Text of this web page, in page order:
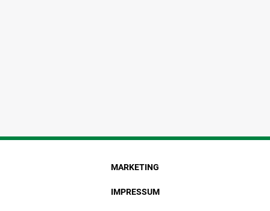
MARKETING
IMPRESSUM